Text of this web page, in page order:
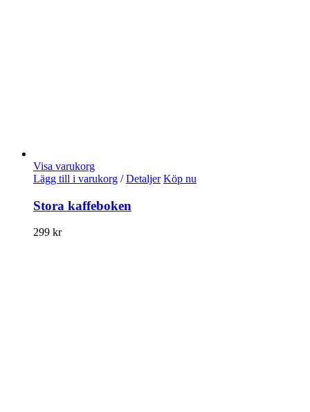
Visa varukorg
Lägg till i varukorg / Detaljer Köp nu
Stora kaffeboken
299 kr